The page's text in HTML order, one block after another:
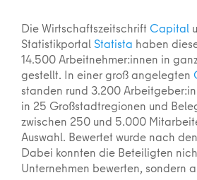
Die Wirtschaftszeitschrift Capital
StatistikportalStatista haben
14.500 Arbeitnehmer:innen in
gestellt. In einer groß angelegten
standen rund 3.200
in 25 Großstadtregionen und
zwischen 250 und 5.000
Auswahl. Bewertet wurde nach
Dabei konnten die Beteiligten
Unternehmen bewerten, sondern